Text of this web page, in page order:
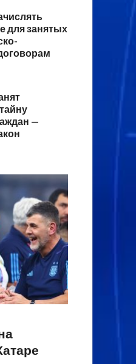
для занятых
—